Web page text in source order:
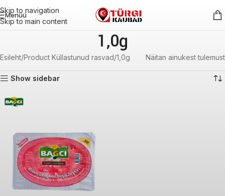
Skip to navigation
Skip to main content
Menüü
1,0g
Esileht Product Küllastunud rasvad 1,0g Näitan ainukest tulemust
Show sidebar